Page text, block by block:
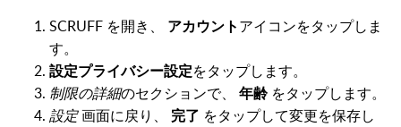
SCRUFF を開き、 アカウントアイコンをタップしま
す。
設定プライバシー設定をタップします。
制限の詳細のセクションで、 年齢 をタップします。
設定画面に戻り、 完了 をタップして変更を保存し